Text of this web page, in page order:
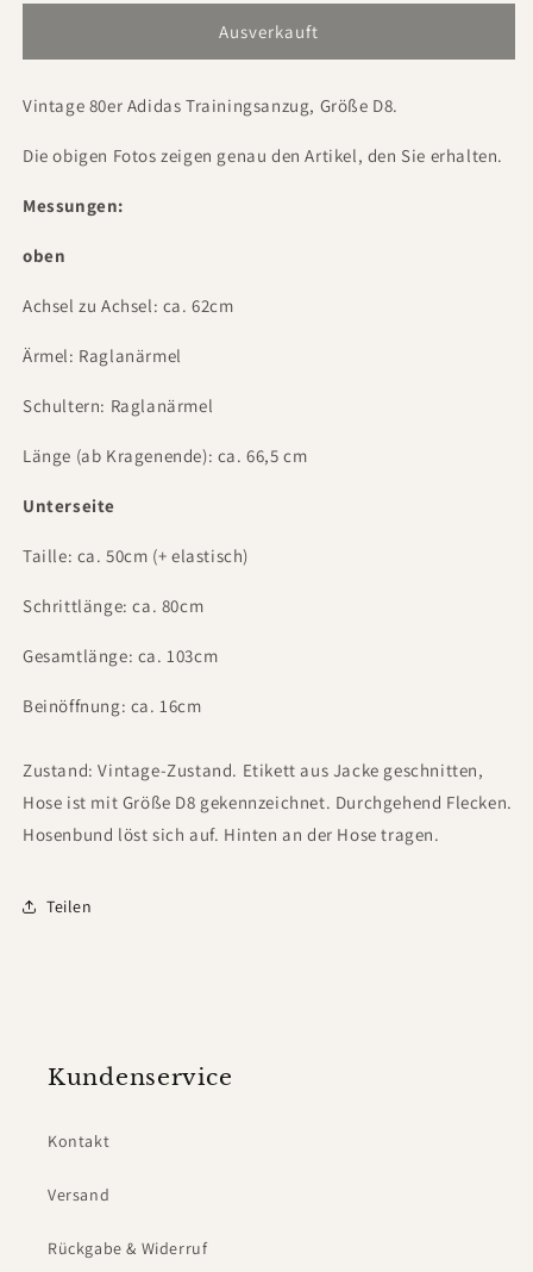
Ausverkauft
Vintage 80er Adidas Trainingsanzug, Größe D8.
Die obigen Fotos zeigen genau den Artikel, den Sie erhalten.
Messungen:
oben
Achsel zu Achsel: ca. 62cm
Ärmel: Raglanärmel
Schultern: Raglanärmel
Länge (ab Kragenende): ca. 66,5 cm
Unterseite
Taille: ca. 50cm (+ elastisch)
Schrittlänge: ca. 80cm
Gesamtlänge: ca. 103cm
Beinöffnung: ca. 16cm
Zustand: Vintage-Zustand. Etikett aus Jacke geschnitten,
Hose ist mit Größe D8 gekennzeichnet. Durchgehend Flecken.
Hosenbund löst sich auf. Hinten an der Hose tragen.
Teilen
Kundenservice
Kontakt
Versand
Rückgabe & Widerruf